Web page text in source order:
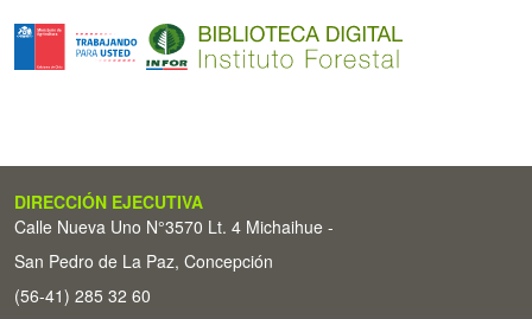
DIRECCIÓN EJECUTIVA
Calle Nueva Uno N°3570 Lt. 4 Michaihue -
San Pedro de La Paz, Concepción
(56-41) 285 32 60